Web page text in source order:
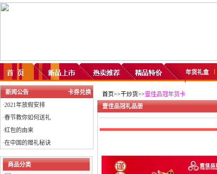
年货礼盒
新闻公告
卡券兑换
·2021年放假安排
·春节教你如何送礼
·红包的由来
·在中国的赠礼秘诀
商品分类
首页>>干炒货>>壹佳品冠年货卡
壹佳品冠礼品册